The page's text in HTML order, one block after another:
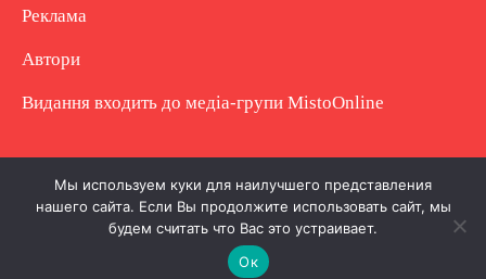
Реклама
Автори
Видання входить до медіа-групи MistoOnline
Copyright © Повне використання матеріалу
заборонено. Частково можна з гіперпосиланням.
Мы используем куки для наилучшего представления
нашего сайта. Если Вы продолжите использовать сайт, мы
будем считать что Вас это устраивает.
Ок